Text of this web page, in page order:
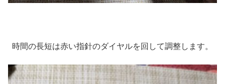
時間の長短は赤い指針のダイヤルを回して調整します。